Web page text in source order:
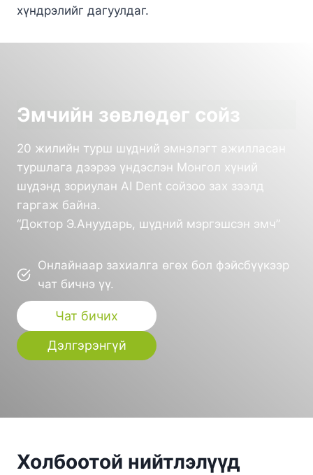
хүндрэлийг дагуулдаг.
Эмчийн зөвлөдөг сойз
20 жилийн турш шүдний эмнэлэгт ажилласан
туршлага дээрээ үндэслэн Монгол хүний
шүдэнд зориулан AI Dent сойзоо зах зээлд
гаргаж байна.
“Доктор Э.Ануударь, шүдний мэргэшсэн эмч”
Онлайнаар захиалга өгөх бол фэйсбүүкээр
чат бичнэ үү.
Чат бичих
Дэлгэрэнгүй
Холбоотой нийтлэлүүд